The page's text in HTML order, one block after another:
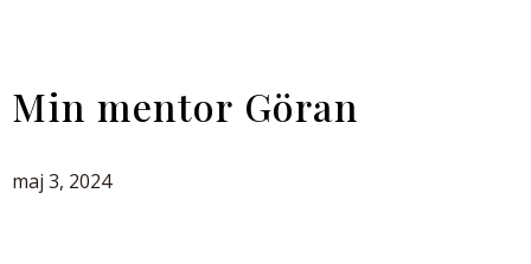
Min mentor Göran
maj 3, 2024